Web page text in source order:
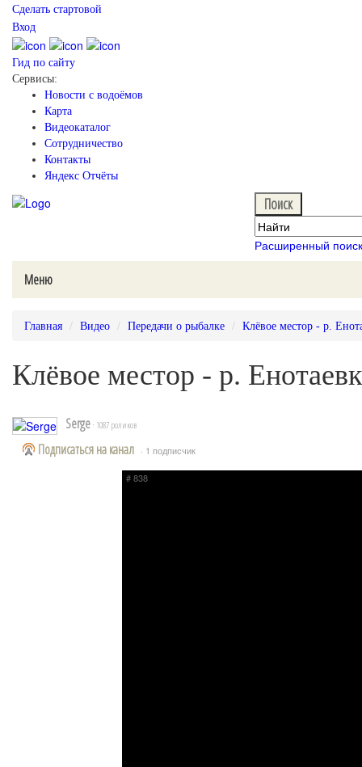
Сделать стартовой
Вход
Гид по сайту
Сервисы:
Новости с водоёмов
Карта
Видеокаталог
Сотрудничество
Контакты
Яндекс Отчёты
Расширенный поиск
Меню
Главная Видео Передачи о рыбалке Клёвое местор - р.
Клёвое местор - р.
Serge · 1087 роликов
Подписаться на канал · 1 подписчик
# 838